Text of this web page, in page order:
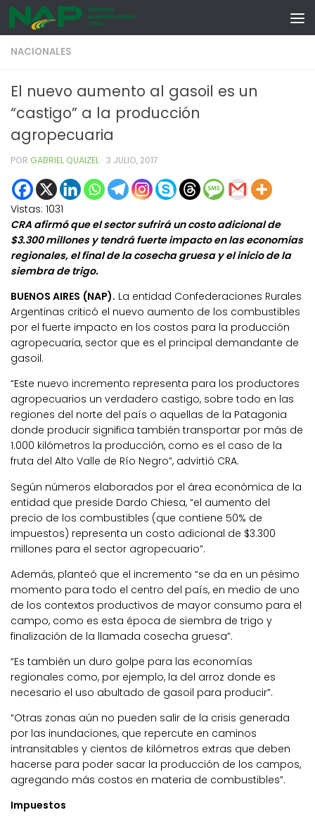
Skip to content
NACIONALES
El nuevo aumento al gasoil es un
“castigo” a la producción
agropecuaria
POR GABRIEL QUAIZEL · 3 JULIO, 2017
Vistas: 1031
CRA afirmó que el sector sufrirá un costo adicional de
$3.300 millones y tendrá fuerte impacto en las economías
regionales, el final de la cosecha gruesa y el inicio de la
siembra de trigo.
BUENOS AIRES (NAP). La entidad Confederaciones Rurales
Argentinas criticó el nuevo aumento de los combustibles
por el fuerte impacto en los costos para la producción
agropecuaria, sector que es el principal demandante de
gasoil.
“Este nuevo incremento representa para los productores
agropecuarios un verdadero castigo, sobre todo en las
regiones del norte del país o aquellas de la Patagonia
donde producir significa también transportar por más de
1.000 kilómetros la producción, como es el caso de la
fruta del Alto Valle de Río Negro”, advirtió CRA.
Según números elaborados por el área económica de la
entidad que preside Dardo Chiesa, “el aumento del
precio de los combustibles (que contiene 50% de
impuestos) representa un costo adicional de $3.300
millones para el sector agropecuario”.
Además, planteó que el incremento “se da en un pésimo
momento para todo el centro del país, en medio de uno
de los contextos productivos de mayor consumo para el
campo, como es esta época de siembra de trigo y
finalización de la llamada cosecha gruesa”.
“Es también un duro golpe para las economías
regionales como, por ejemplo, la del arroz donde es
necesario el uso abultado de gasoil para producir”.
“Otras zonas aún no pueden salir de la crisis generada
por las inundaciones, que repercute en caminos
intransitables y cientos de kilómetros extras que deben
hacerse para poder sacar la producción de los campos,
agregando más costos en materia de combustibles”.
Impuestos